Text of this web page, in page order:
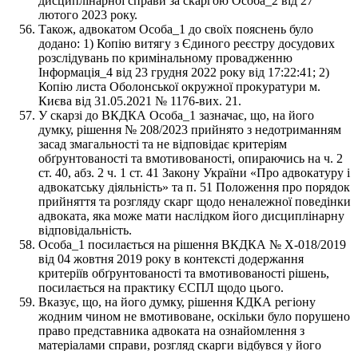
лютого 2023 року.
Також, адвокатом Особа_1 до своїх пояснень було
додано: 1) Копію витягу з Єдиного реєстру досудових
розслідувань по кримінальному провадженню
Інформація_4 від 23 грудня 2022 року від 17:22:41; 2)
Копію листа Оболонської окружної прокуратури м.
Києва від 31.05.2021 № 1176-вих. 21.
У скарзі до ВКДКА Особа_1 зазначає, що, на його
думку, рішення № 208/2023 прийнято з недотриманням
засад змагальності та не відповідає критеріям
обґрунтованості та вмотивованості, опираючись на ч. 2
ст. 40, абз. 2 ч. 1 ст. 41 Закону України «Про адвокатуру і
адвокатську діяльність» та п. 51 Положення про порядок
прийняття та розгляду скарг щодо неналежної поведінки
адвоката, яка може мати наслідком його дисциплінарну
відповідальність.
Особа_1 посилається на рішення ВКДКА № X-018/2019
від 04 жовтня 2019 року в контексті додержання
критеріїв обґрунтованості та вмотивованості рішень,
посилається на практику ЄСПЛ щодо цього.
Вказує, що, на його думку, рішення КДКА регіону
жодним чином не вмотивоване, оскільки було порушено
право представника адвоката на ознайомлення з
матеріалами справи, розгляд скарги відбувся у його